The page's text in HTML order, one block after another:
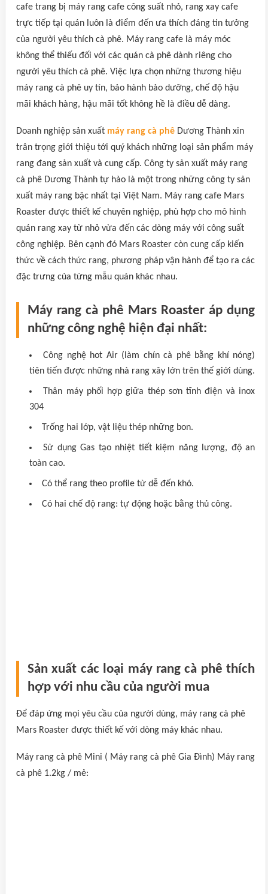
cafe trang bị máy rang cafe công suất nhỏ, rang xay cafe
trực tiếp tại quán luôn là điểm đến ưa thích đáng tin tưởng
của người yêu thích cà phê. Máy rang cafe là máy móc
không thể thiếu đối với các quán cà phê dành riêng cho
người yêu thích cà phê. Việc lựa chọn những thương hiệu
máy rang cà phê uy tín, bảo hành bảo dưỡng, chế độ hậu
mãi khách hàng, hậu mãi tốt không hề là điều dễ dàng.
Doanh nghiệp sản xuất máy rang cà phê Dương Thành xin
trân trọng giới thiệu tới quý khách những loại sản phẩm máy
rang đang sản xuất và cung cấp. Công ty sản xuất máy rang
cà phê Dương Thành tự hào là một trong những công ty sản
xuất máy rang bậc nhất tại Việt Nam. Máy rang cafe Mars
Roaster được thiết kế chuyên nghiệp, phù hợp cho mô hình
quán rang xay từ nhỏ vừa đến các dòng máy với công suất
công nghiệp. Bên cạnh đó Mars Roaster còn cung cấp kiến
thức về cách thức rang, phương pháp vận hành để tạo ra các
đặc trưng của từng mẫu quán khác nhau.
Máy rang cà phê Mars Roaster áp dụng
những công nghệ hiện đại nhất:
Công nghệ hot Air (làm chín cà phê bằng khí nóng)
tiên tiến được những nhà rang xây lớn trên thế giới dùng.
Thân máy phối hợp giữa thép sơn tĩnh điện và inox
304
Trống hai lớp, vật liệu thép những bon.
Sử dụng Gas tạo nhiệt tiết kiệm năng lượng, độ an
toàn cao.
Có thể rang theo profile từ dễ đến khó.
Có hai chế độ rang: tự động hoặc bằng thủ công.
Sản xuất các loại máy rang cà phê thích
hợp với nhu cầu của người mua
Để đáp ứng mọi yêu cầu của người dùng, máy rang cà phê
Mars Roaster được thiết kế với dòng máy khác nhau.
Máy rang cà phê Mini ( Máy rang cà phê Gia Đình) Máy rang
cà phê 1.2kg / mẻ: